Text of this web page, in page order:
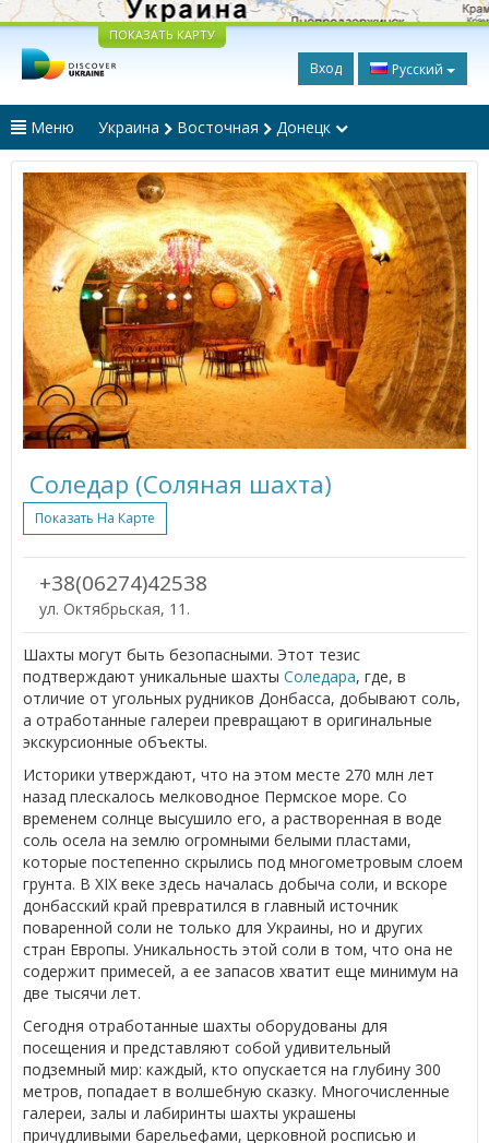
ПОКАЗАТЬ КАРТУ
Вход Русский
Меню Украина Восточная Донецк
Соледар (Соляная шахта)
Показать На Карте
+38(06274)42538
ул. Октябрьская, 11.
Шахты могут быть безопасными. Этот тезис
подтверждают уникальные шахты Соледара, где, в
отличие от угольных рудников Донбасса, добывают соль,
а отработанные галереи превращают в оригинальные
экскурсионные объекты.
Историки утверждают, что на этом месте 270 млн лет
назад плескалось мелководное Пермское море. Со
временем солнце высушило его, а растворенная в воде
соль осела на землю огромными белыми пластами,
которые постепенно скрылись под многометровым слоем
грунта. В XIX веке здесь началась добыча соли, и вскоре
донбасский край превратился в главный источник
поваренной соли не только для Украины, но и других
стран Европы. Уникальность этой соли в том, что она не
содержит примесей, а ее запасов хватит еще минимум на
две тысячи лет.
Сегодня отработанные шахты оборудованы для
посещения и представляют собой удивительный
подземный мир: каждый, кто опускается на глубину 300
метров, попадает в волшебную сказку. Многочисленные
галереи, залы и лабиринты шахты украшены
причудливыми барельефами, церковной росписью и